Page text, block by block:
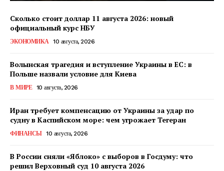
КавПолит
Сколько стоит доллар 11 августа 2026: новый
официальный курс НБУ
ЭКОНОМИКА 10 августа, 2026
Волынская трагедия и вступление Украины в ЕС: в
Польше назвали условие для Киева
В МИРЕ 10 августа, 2026
Иран требует компенсацию от Украины за удар по
судну в Каспийском море: чем угрожает Тегеран
ФИНАНСЫ 10 августа, 2026
В России сняли «Яблоко» с выборов в Госдуму: что
решил Верховный суд 10 августа 2026